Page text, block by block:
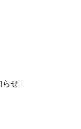
らせ